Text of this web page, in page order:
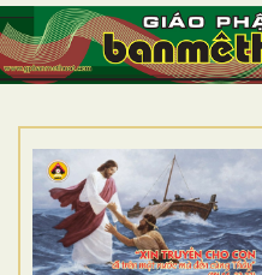
TRANG NHẤT
GIỚI THIỆU
DÒNG TU
BAN MỤC VỤ
ĐOÀN THỂ CG